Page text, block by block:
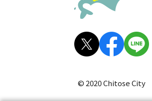
公式SNS
© 2020 Chitose City